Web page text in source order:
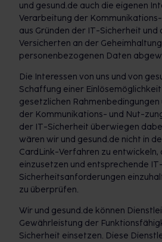
und gesund.de auch die eigenen
Verarbeitung der
aus Gründen der IT-Sicherheit und
Versicherten an der
personenbezogenen Daten
Die Interessen von uns und von
Schaffung einer
gesetzlichen
der Kommunikations- und Nut-
der IT-Sicherheit überwiegen
wären wir und gesund.de nicht in
CardLink-Verfahren zu entwickeln,
einzusetzen und entsprechende IT-
Sicherheitsanforderungen
zu überprüfen.
Wir und gesund.de können
Gewährleistung der
Sicherheit einsetzen. Diese